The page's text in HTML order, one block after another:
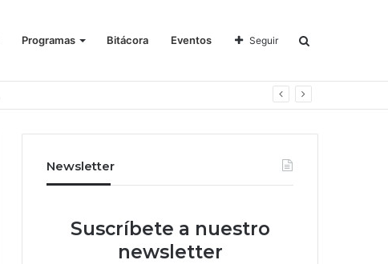
Programas Bitácora Eventos Seguir
Newsletter
Suscríbete a nuestro
newsletter